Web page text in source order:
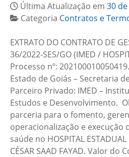
Última Atualização em 30
Categoria Contratos e
EXTRATO DO CONTRATO DE
36/2022-SES/GO (IMED /
Processo nº:
Estado de Goiás – Secretaria
Parceiro Privado: IMED –
Estudos e Desenvolvimento.
parceria para o fomento,
operacionalização e execução
saúde no HOSPITAL ESTADUAL
CÉSAR SAAD FAYAD. Valor do